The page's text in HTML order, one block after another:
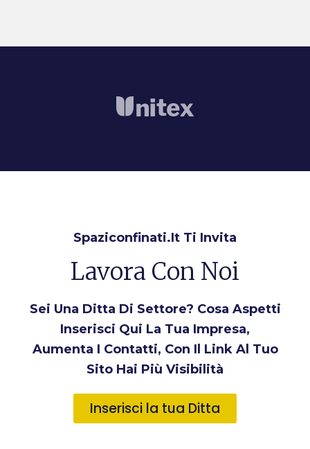
Spaziconfinati.it Ti Invita
Lavora Con Noi
Sei Una Ditta Di Settore? Cosa Aspetti
Inserisci Qui La Tua Impresa,
Aumenta I Contatti, Con Il Link Al Tuo
Sito Hai Più Visibilità
Inserisci la tua Ditta